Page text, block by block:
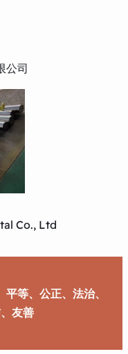
公司
Co., Ltd
等、公正、法治、
友善